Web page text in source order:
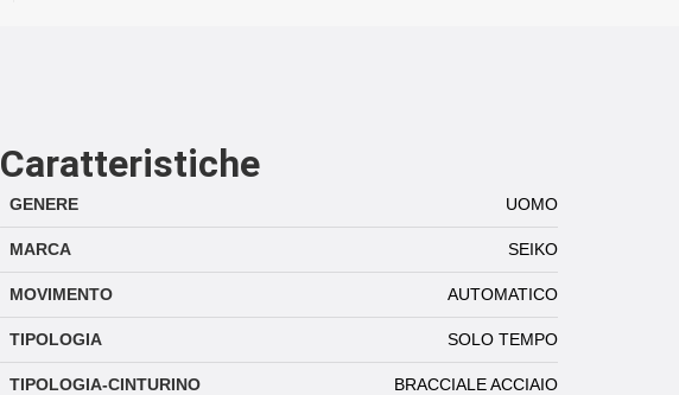
Caratteristiche
GENERE UOMO
MARCA SEIKO
MOVIMENTO AUTOMATICO
TIPOLOGIA SOLO TEMPO
TIPOLOGIA-CINTURINO BRACCIALE ACCIAIO